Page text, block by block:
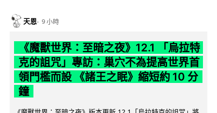
天恩 9 小時
《魔獸世界：至暗之夜》12.1 「烏拉特
克的詛咒」專訪：巢穴不為提高世界首
領門檻而設 《諸王之眠》縮短約 10 分
鐘